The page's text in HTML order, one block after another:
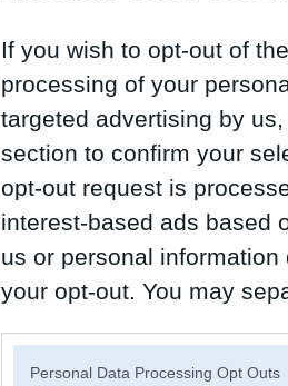
If you wish to opt-out of
processing of your
targeted advertising by
section to confirm your
opt-out request is
interest-based ads based
us or personal
your opt-out. You may
Personal Data Processing Opt Outs